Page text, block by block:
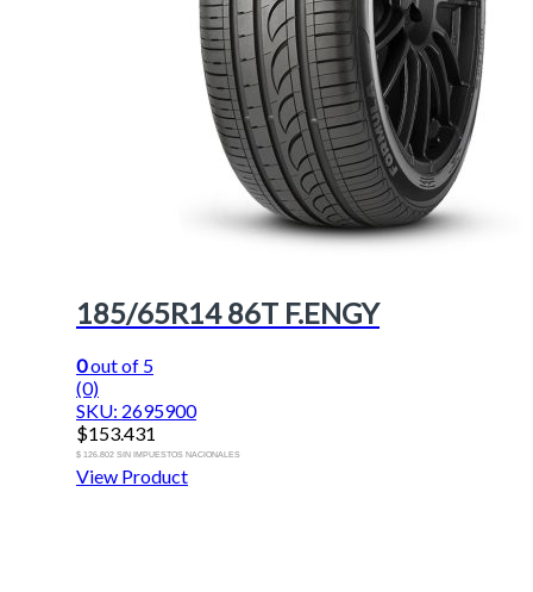
185/65R14 86T F.ENGY
0out of 5
(0)
SKU: 2695900
$153.431
$ 126.802 SIN IMPUESTOS NACIONALES
View Product